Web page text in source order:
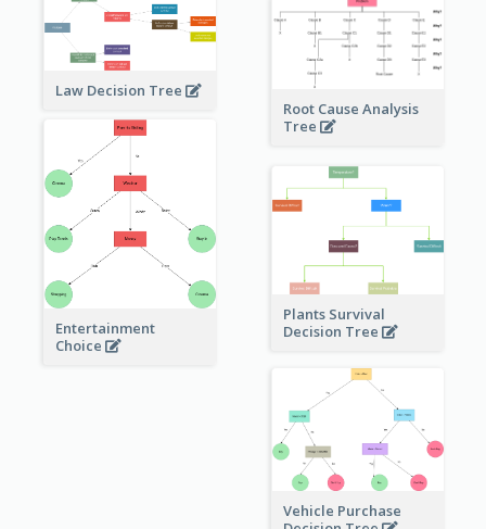
Law Decision Tree
Root Cause Analysis
Tree
Entertainment
Choice
Plants Survival
Decision Tree
Vehicle Purchase